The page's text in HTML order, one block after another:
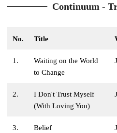
Continuum -
No. Title
1.
Waiting on the World
to Change
2.
I Don't Trust Myself
(With Loving You)
3. Belief